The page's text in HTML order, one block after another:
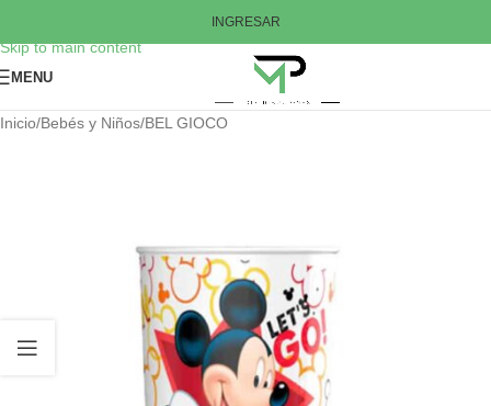
Skip to main content
INGRESAR
MENU
Inicio/Bebés y Niños/BEL GIOCO